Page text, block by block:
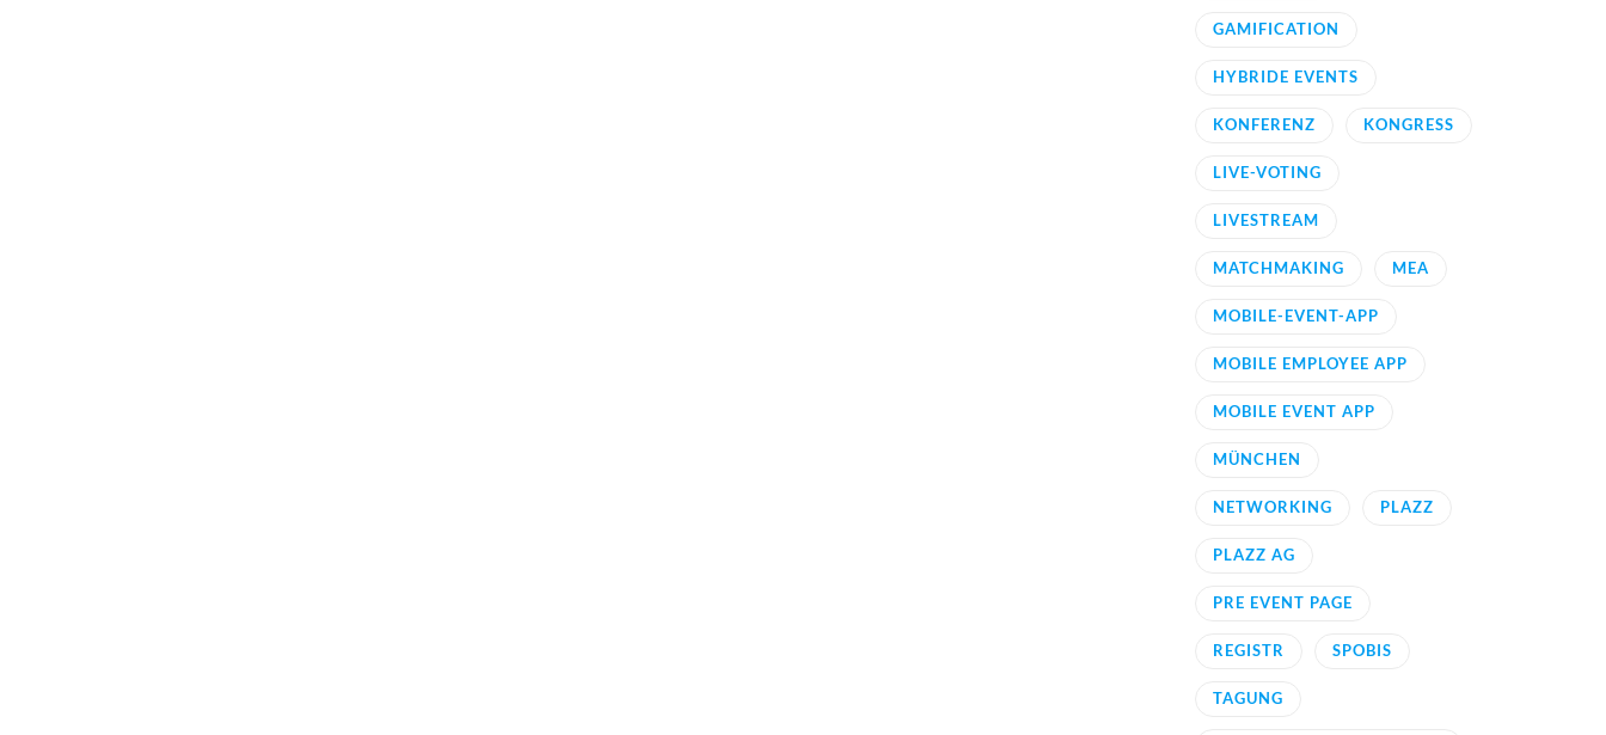
GAMIFICATION
HYBRIDE EVENTS
KONFERENZ KONGRESS
LIVE-VOTING
LIVESTREAM
MATCHMAKING MEA
MOBILE-EVENT-APP
MOBILE EMPLOYEE APP
MOBILE EVENT APP
MÜNCHEN
NETWORKING PLAZZ
PLAZZ AG
PRE EVENT PAGE
REGISTR SPOBIS
TAGUNG